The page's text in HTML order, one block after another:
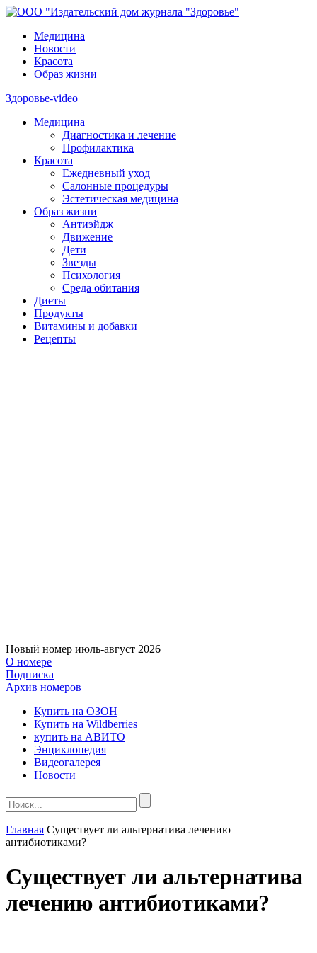
Медицина
Новости
Красота
Образ жизни
Здоровье-video
Медицина
Диагностика и лечение
Профилактика
Красота
Ежедневный уход
Салонные процедуры
Эстетическая медицина
Образ жизни
Антиэйдж
Движение
Дети
Звезды
Психология
Среда обитания
Диеты
Продукты
Витамины и добавки
Рецепты
Новый номер июль-август 2026
О номере
Подписка
Архив номеров
Купить на ОЗОН
Купить на Wildberries
купить на АВИТО
Энциклопедия
Видеогалерея
Новости
Главная Существует ли альтернатива лечению
антибиотиками?
Существует ли альтернатива
лечению антибиотиками?